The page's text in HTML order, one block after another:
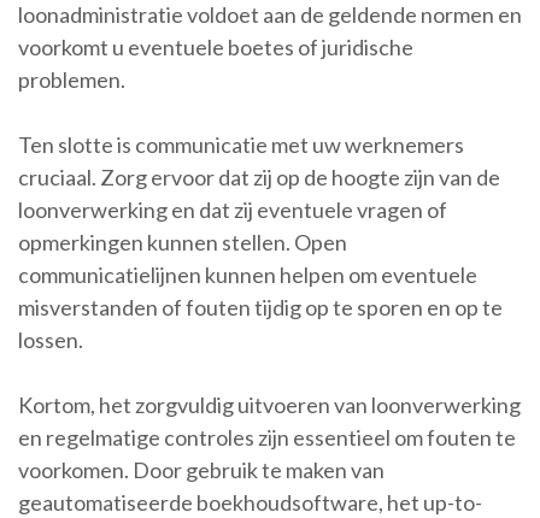
loonadministratie voldoet aan de geldende normen en
voorkomt u eventuele boetes of juridische
problemen.
Ten slotte is communicatie met uw werknemers
cruciaal. Zorg ervoor dat zij op de hoogte zijn van de
loonverwerking en dat zij eventuele vragen of
opmerkingen kunnen stellen. Open
communicatielijnen kunnen helpen om eventuele
misverstanden of fouten tijdig op te sporen en op te
lossen.
Kortom, het zorgvuldig uitvoeren van loonverwerking
en regelmatige controles zijn essentieel om fouten te
voorkomen. Door gebruik te maken van
geautomatiseerde boekhoudsoftware, het up-to-